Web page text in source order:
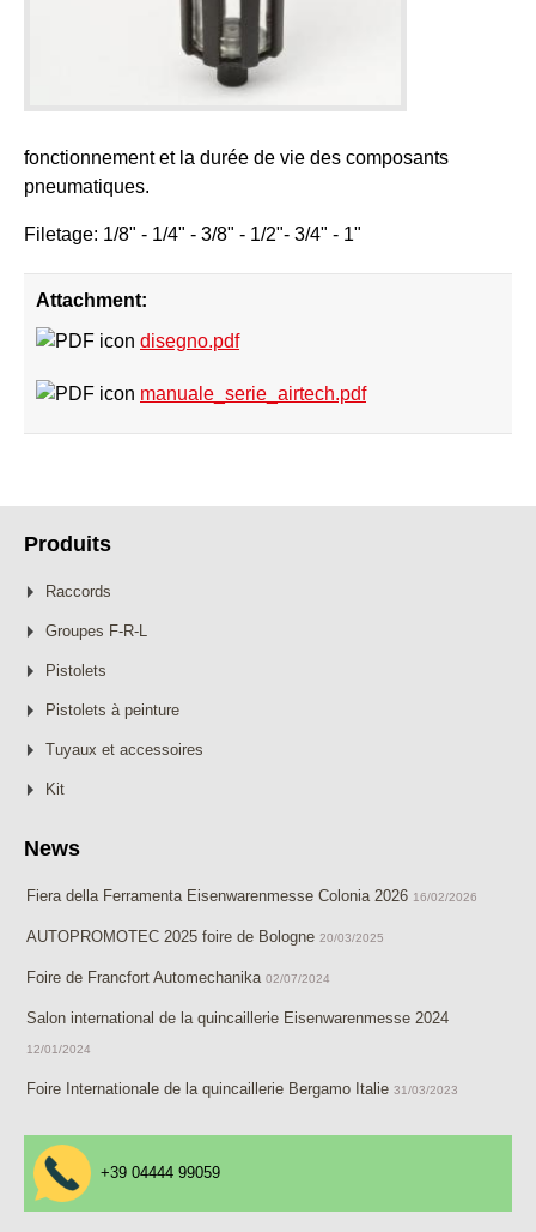
fonctionnement et la durée de vie des composants
pneumatiques.
Filetage: 1/8" - 1/4" - 3/8" - 1/2"- 3/4" - 1"
Attachment:
disegno.pdf
manuale_serie_airtech.pdf
Produits
Raccords
Groupes F-R-L
Pistolets
Pistolets à peinture
Tuyaux et accessoires
Kit
News
Fiera della Ferramenta Eisenwarenmesse Colonia 2026 16/02/2026
AUTOPROMOTEC 2025 foire de Bologne 20/03/2025
Foire de Francfort Automechanika 02/07/2024
Salon international de la quincaillerie Eisenwarenmesse 2024
12/01/2024
Foire Internationale de la quincaillerie Bergamo Italie 31/03/2023
+39 04444 99059